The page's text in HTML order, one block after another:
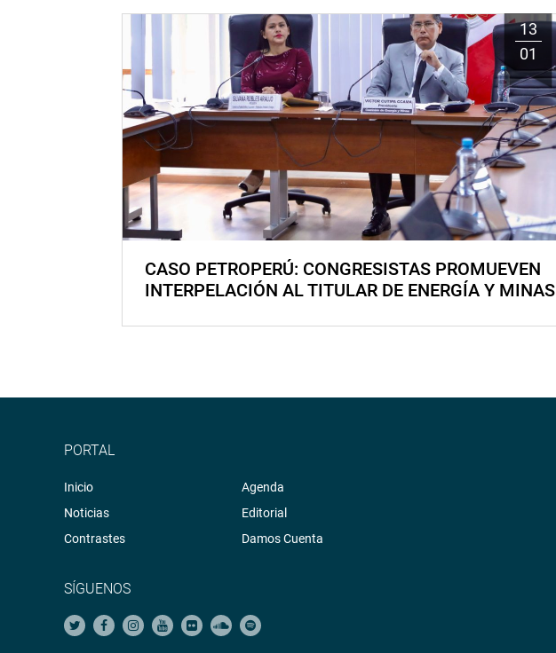
13
01
CASO PETROPERÚ: CONGRESISTAS PROMUEVEN
INTERPELACIÓN AL TITULAR DE ENERGÍA Y MINAS
PORTAL
Inicio
Noticias
Contrastes
Agenda
Editorial
Damos Cuenta
SÍGUENOS